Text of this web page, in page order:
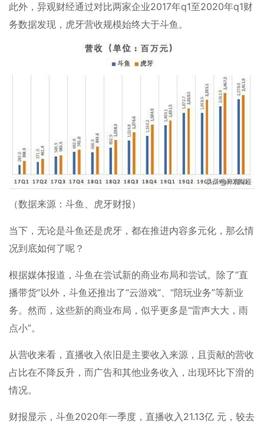
此外，异观财经通过对比两家企业2017年q1至2020年q1财
务数据发现，虎牙营收规模始终大于斗鱼。
（数据来源：斗鱼、虎牙财报）
当下，无论是斗鱼还是虎牙，都在推进内容多元化，那么情
况到底如何了呢？
根据媒体报道，斗鱼在尝试新的商业布局和尝试。除了“直
播带货”以外，斗鱼还推出了“云游戏”、“陪玩业务”等新业
务。然而，这些新的商业布局，似乎更多是“雷声大大，雨
点小”。
从营收来看，直播收入依旧是主要收入来源，且贡献的营收
占比在不降反升，而广告和其他业务收入，出现环比下滑的
情况。
财报显示，斗鱼2020年一季度，直播收入21.13亿 元，较去